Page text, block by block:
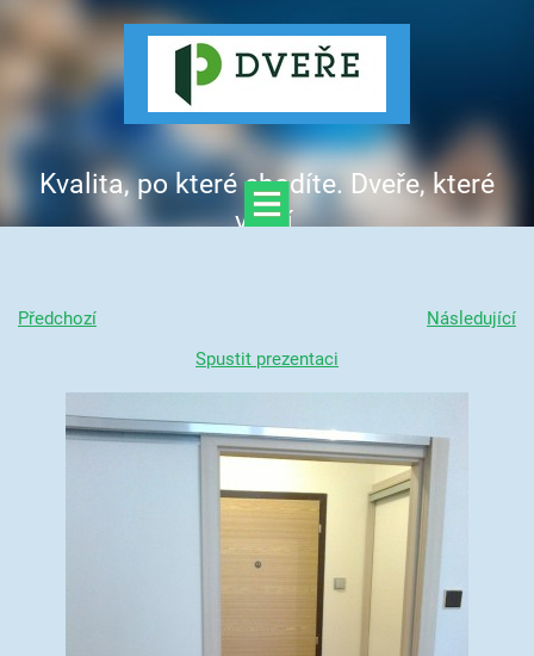
Kvalita, po které chodíte. Dveře, které
vítají.
Předchozí
Následující
Spustit prezentaci